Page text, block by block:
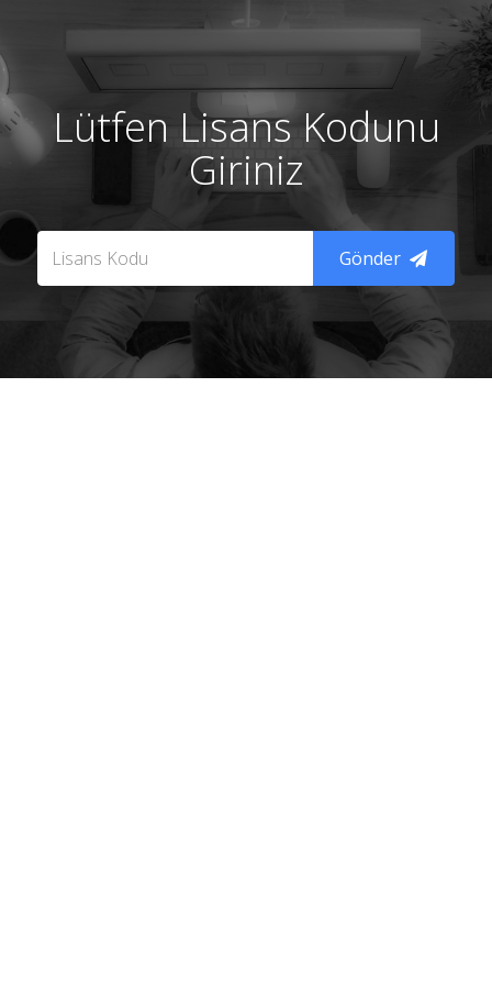
Lütfen Lisans Kodunu
Giriniz
Gönder